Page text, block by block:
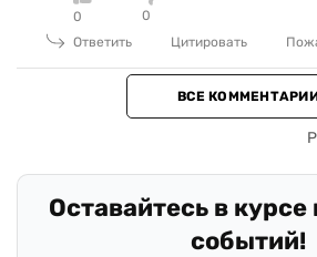
0
0
Ответить
Цитировать
ВСЕ
Оставайтесь в
событий!